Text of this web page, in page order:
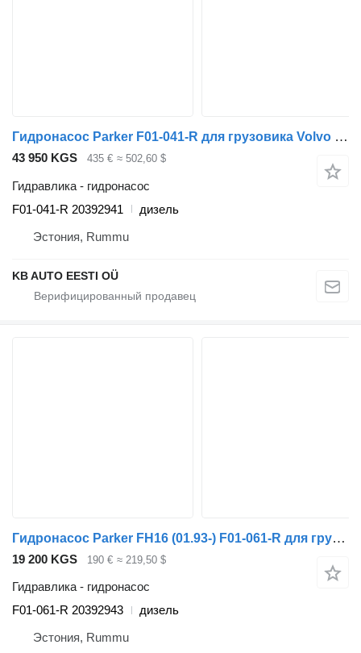
Гидронасос Parker F01-041-R для грузовика Volvo FH12, FH16, NH12, FH, VNL780 (1993-2014)
43 950 KGS 435 € ≈ 502,60 $
Гидравлика - гидронасос
F01-041-R 20392941
дизель
Эстония, Rummu
KB AUTO EESTI OÜ
Гидронасос Parker FH16 (01.93-) F01-061-R для грузовика Volvo FH12, FH16, NH12, FH, VNL780 (1993-2014)
19 200 KGS 190 € ≈ 219,50 $
Гидравлика - гидронасос
F01-061-R 20392943
дизель
Эстония, Rummu